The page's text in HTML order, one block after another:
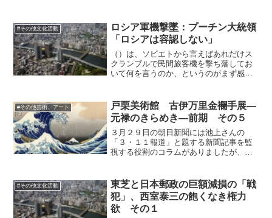
しく解決されません。それは最近の震災
避難のトラブルも同じです。い...
#その他文化活動
ロシア軍機撃墜：プーチン大統領
「ロシアは容認しない」
（）は、ソビエトから言えばあれだけス
クランブルで民間旅客機を撃ち落してお
いて何を言うのか、というのがまず感じ
も領空を侵犯し何度も警告されたのだろ
う。看過すると既成事実化...
#その他芸術、アート
戸栗美術館 古伊万里金襴手展―
元禄のきらめき―前期 その５
３月２９日の朝日新聞には池上さんの
「３・１１報道」と題する新聞記事を監
視する役割のコラムがありましたが、内
そもそも新聞の偏向を防ぐためにあるの
が本旨のはずで、それをやら...
#その他文化活動
東芝と日本郵政の巨額減損の「戦
犯」、西室泰三の飽くなき権力
欲 その１